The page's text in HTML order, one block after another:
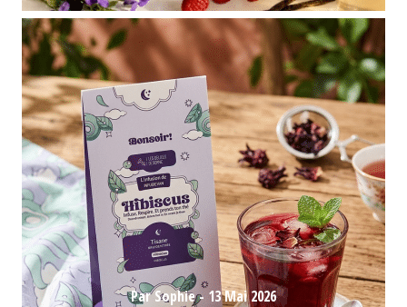
Par Sophie -13 Mai 2026